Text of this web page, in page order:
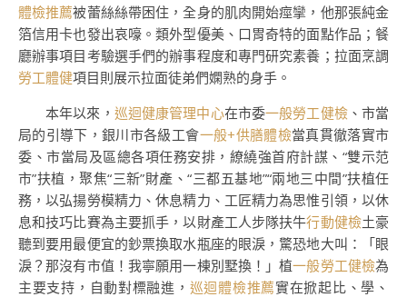
體檢推薦被蕾絲絲帶困住，全身的肌肉開始痙攣，他那張純金
箔信用卡也發出哀嚎。類外型優美、口胃奇特的面點作品；餐
廳辦事項目考驗選手們的辦事程度和專門研究素養；拉面烹調
勞工體健項目則展示拉面徒弟們嫻熟的身手。
本年以來， 巡迴健康管理中心在市委一般勞工健檢、市當
局的引導下，銀川市各級工會一般+供膳體檢當真貫徹落實市
委、市當局及區總各項任務安排，繚繞強首府計謀、“雙示范
市”扶植，聚焦“三新”財產、“三都五基地”“兩地三中間”扶植任
務，以弘揚勞模精力、休息精力、工匠精力為思惟引領，以休
息和技巧比賽為主要抓手，以財產工人步隊扶牛行動健檢土豪
聽到要用最便宜的鈔票換取水瓶座的眼淚，驚恐地大叫：「眼
淚？那沒有市值！我寧願用一棟別墅換！」植一般勞工健檢為
主要支持，自動對標融進， 巡迴體檢推薦實在掀起比、學、